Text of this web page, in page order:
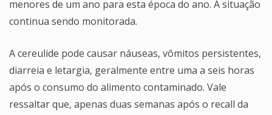
menores de um ano para esta época do ano. A situação
continua sendo monitorada.
A cereulide pode causar náuseas, vômitos persistentes,
diarreia e letargia, geralmente entre uma a seis horas
após o consumo do alimento contaminado. Vale
ressaltar que, apenas duas semanas após o recall da